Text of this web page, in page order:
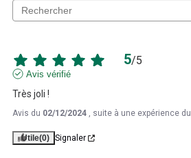
5/5
Avis vérifié
Très joli !
Avis du 02/12/2024 , suite à une expérience du
Utile(0) Signaler